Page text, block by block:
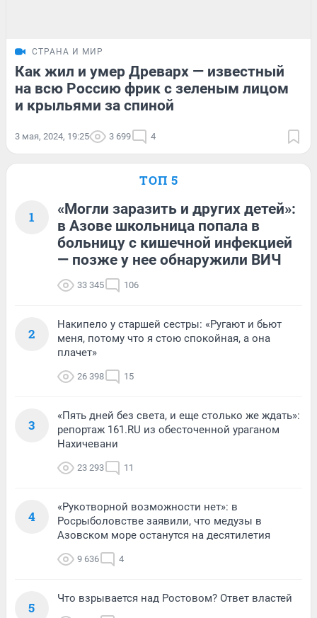
СТРАНА И МИР
Как жил и умер Древарх — известный
на всю Россию фрик с зеленым лицом
и крыльями за спиной
3 мая, 2024, 19:25 3 699 4
ТОП 5
1
«Могли заразить и других детей»:
в Азове школьница попала в
больницу с кишечной инфекцией
— позже у нее обнаружили ВИЧ
33 345 106
2
Накипело у старшей сестры: «Ругают и бьют
меня, потому что я стою спокойная, а она
плачет»
26 398 15
3
«Пять дней без света, и еще столько же ждать»:
репортаж 161.RU из обесточенной ураганом
Нахичевани
23 293 11
4
«Рукотворной возможности нет»: в
Росрыболовстве заявили, что медузы в
Азовском море останутся на десятилетия
9 636 4
5
Что взрывается над Ростовом? Ответ властей